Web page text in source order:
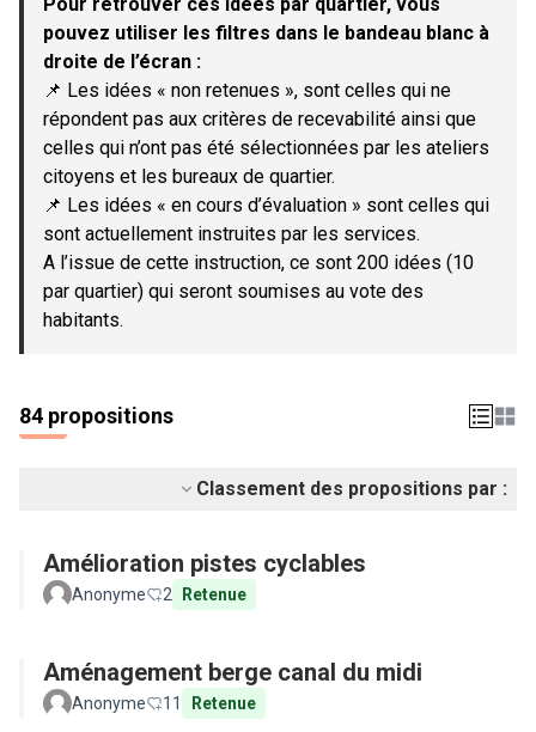
pouvez utiliser les filtres dans le bandeau blanc à
droite de l’écran :
📌 Les idées « non retenues », sont celles qui ne
répondent pas aux critères de recevabilité ainsi que
celles qui n’ont pas été sélectionnées par les ateliers
citoyens et les bureaux de quartier.
📌 Les idées « en cours d’évaluation » sont celles qui
sont actuellement instruites par les services.
A l’issue de cette instruction, ce sont 200 idées (10
par quartier) qui seront soumises au vote des
habitants.
84 propositions
Classement des propositions par :
Amélioration pistes cyclables
Anonyme 2 Retenue
Aménagement berge canal du midi
Anonyme 11 Retenue